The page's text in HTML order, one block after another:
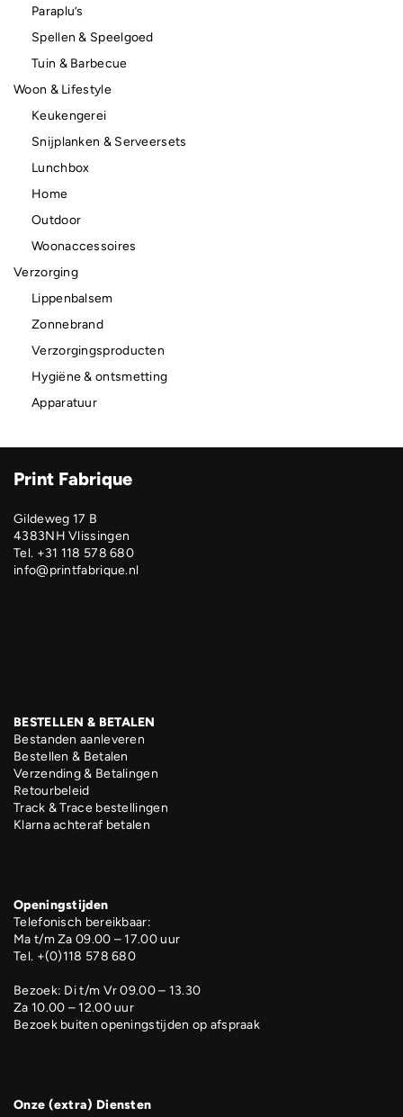
Paraplu’s
Spellen & Speelgoed
Tuin & Barbecue
Woon & Lifestyle
Keukengerei
Snijplanken & Serveersets
Lunchbox
Home
Outdoor
Woonaccessoires
Verzorging
Lippenbalsem
Zonnebrand
Verzorgingsproducten
Hygiëne & ontsmetting
Apparatuur
Print Fabrique
Gildeweg 17 B
4383NH Vlissingen
Tel. +31 118 578 680
info@printfabrique.nl
BESTELLEN & BETALEN
Bestanden aanleveren
Bestellen & Betalen
Verzending & Betalingen
Retourbeleid
Track & Trace bestellingen
Klarna achteraf betalen
Openingstijden
Telefonisch bereikbaar:
Ma t/m Za 09.00 – 17.00 uur
Tel. +(0)118 578 680
Bezoek: Di t/m Vr 09.00 – 13.30
Za 10.00 – 12.00 uur
Bezoek buiten openingstijden op afspraak
Onze (extra) Diensten